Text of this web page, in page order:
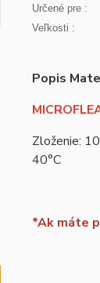
Určené pre :
Veľkosti :
Popis
Zloženie:
40°C
*Ak máte